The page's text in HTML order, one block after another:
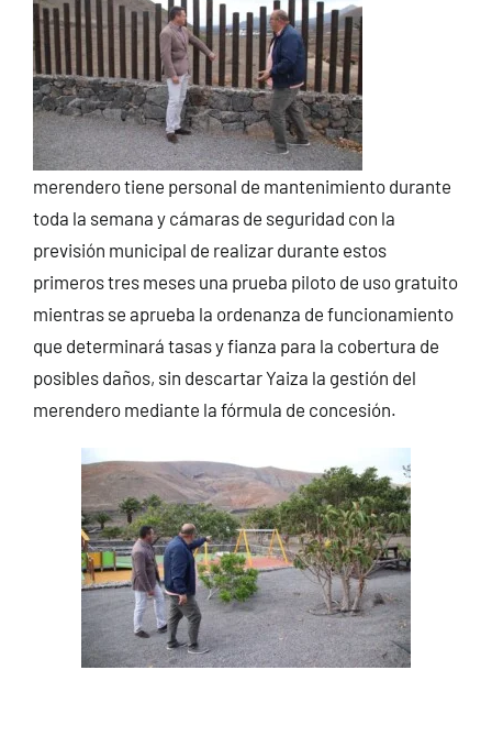
merendero tiene personal de mantenimiento durante
toda la semana y cámaras de seguridad con la
previsión municipal de realizar durante estos
primeros tres meses una prueba piloto de uso gratuito
mientras se aprueba la ordenanza de funcionamiento
que determinará tasas y fianza para la cobertura de
posibles daños, sin descartar Yaiza la gestión del
merendero mediante la fórmula de concesión.